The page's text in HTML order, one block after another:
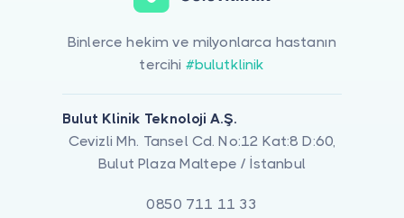
Binlerce hekim ve milyonlarca hastanın
tercihi #bulutklinik
Bulut Klinik Teknoloji A.Ş.
Cevizli Mh. Tansel Cd. No:12 Kat:8 D:60,
Bulut Plaza Maltepe / İstanbul
0850 711 11 33